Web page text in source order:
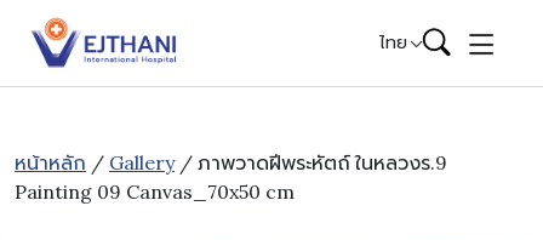
Skip to content
ไทย
หน้าหลัก / Gallery/ ภาพวาดฝีพระหัตถ์ ในหลวงร.9
Painting 09 Canvas_70x50 cm